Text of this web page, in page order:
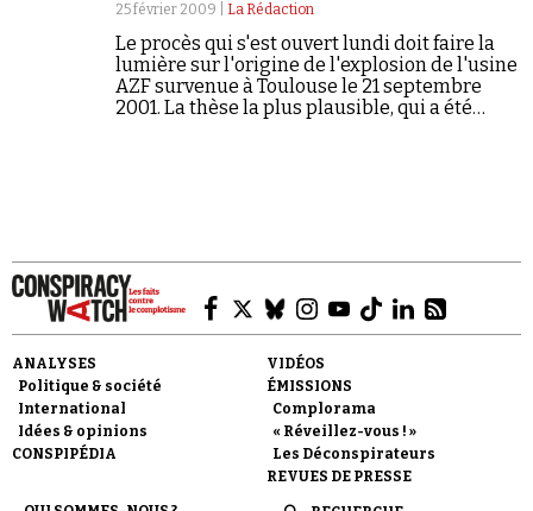
25 février 2009 | La Rédaction
Le procès qui s'est ouvert lundi doit faire la
lumière sur l'origine de l'explosion de l'usine
AZF survenue à Toulouse le 21 septembre
2001. La thèse la plus plausible, qui a été
ANALYSES
Politique & société
International
Idées & opinions
CONSPIPÉDIA
VIDÉOS
ÉMISSIONS
Complorama
« Réveillez-vous ! »
Les Déconspirateurs
REVUES DE PRESSE